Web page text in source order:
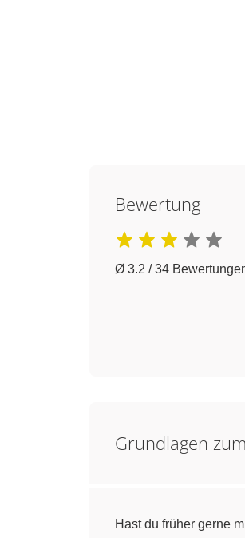
Bewertung
Ø 3.2 / 34
Grundlagen
Hast du früher gerne